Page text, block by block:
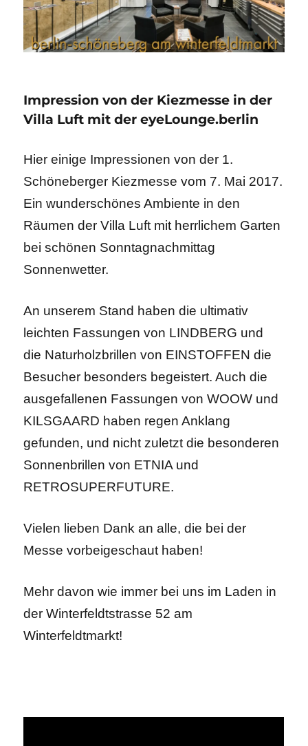
Impression von der Kiezmesse in der
Villa Luft mit der eyeLounge.berlin
Hier einige Impressionen von der 1.
Schöneberger Kiezmesse vom 7. Mai 2017.
Ein wunderschönes Ambiente in den
Räumen der Villa Luft mit herrlichem Garten
bei schönen Sonntagnachmittag
Sonnenwetter.
An unserem Stand haben die ultimativ
leichten Fassungen von LINDBERG und
die Naturholzbrillen von EINSTOFFEN die
Besucher besonders begeistert. Auch die
ausgefallenen Fassungen von WOOW und
KILSGAARD haben regen Anklang
gefunden, und nicht zuletzt die besonderen
Sonnenbrillen von ETNIA und
RETROSUPERFUTURE.
Vielen lieben Dank an alle, die bei der
Messe vorbeigeschaut haben!
Mehr davon wie immer bei uns im Laden in
der Winterfeldtstrasse 52 am
Winterfeldtmarkt!